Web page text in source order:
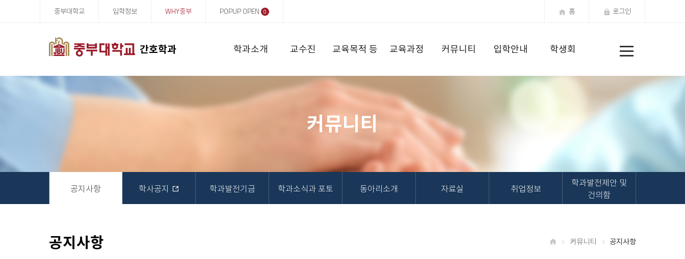
간호학과
뉴
중부대학교 입학정보 WHY중부 POPUP OPEN 0 홈 로그인
학과소개 교수진 교육목적 등 교육과정 커뮤니티 입학안내 학생회
커뮤니티
공지사항 학사공지 학과발전기금 학과소식과 포토 동아리소개 자료실 취업정보
학과발전제안 및
건의함
공지사항 커뮤니티 공지사항